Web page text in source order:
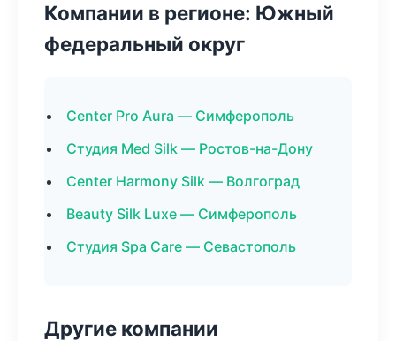
Компании в регионе: Южный
федеральный округ
Center Pro Aura — Симферополь
Студия Med Silk — Ростов-на-Дону
Center Harmony Silk — Волгоград
Beauty Silk Luxe — Симферополь
Студия Spa Care — Севастополь
Другие компании